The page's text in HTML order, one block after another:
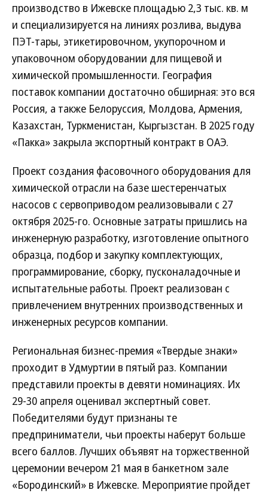
производство в Ижевске площадью 2,3 тыс. кв. м
и специализируется на линиях розлива, выдува
ПЭТ-тары, этикетировочном, укупорочном и
упаковочном оборудовании для пищевой и
химической промышленности. География
поставок компании достаточно обширная: это вся
Россия, а также Белоруссия, Молдова, Армения,
Казахстан, Туркменистан, Кыргызстан. В 2025 году
«Пакка» закрыла экспортный контракт в ОАЭ.
Проект создания фасовочного оборудования для
химической отрасли на базе шестеренчатых
насосов с сервоприводом реализовывали с 27
октября 2025-го. Основные затраты пришлись на
инженерную разработку, изготовление опытного
образца, подбор и закупку комплектующих,
программирование, сборку, пусконаладочные и
испытательные работы. Проект реализован с
привлечением внутренних производственных и
инженерных ресурсов компании.
Региональная бизнес-премия «Твердые знаки»
проходит в Удмуртии в пятый раз. Компании
представили проекты в девяти номинациях. Их
29-30 апреля оценивал экспертный совет.
Победителями будут признаны те
предприниматели, чьи проекты наберут больше
всего баллов. Лучших объявят на торжественной
церемонии вечером 21 мая в банкетном зале
«Бородинский» в Ижевске. Мероприятие пройдет